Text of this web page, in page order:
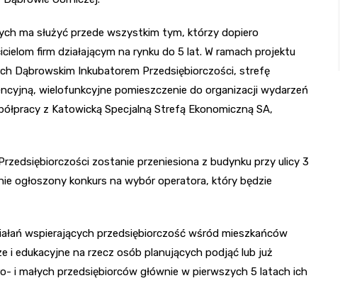
ma służyć przede wszystkim tym, którzy dopiero
firm działającym na rynku do 5 lat. W ramach projektu
Dąbrowskim Inkubatorem Przedsiębiorczości, strefę
wielofunkcyjne pomieszczenie do organizacji wydarzeń
z Katowicką Specjalną Strefą Ekonomiczną SA,
zostanie przeniesiona z budynku przy ulicy 3
ogłoszony konkurs na wybór operatora, który będzie
wspierających przedsiębiorczość wśród mieszkańców
i edukacyjne na rzecz osób planujących podjąć lub już
i małych przedsiębiorców głównie w pierwszych 5 latach ich